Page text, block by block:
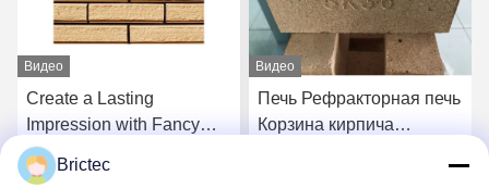
Видео
Create a Lasting
Impression with Fancy
Brick Ceramics Server
Openresty
Видео
Печь Рефракторная печь
Корзина кирпича
Brictec